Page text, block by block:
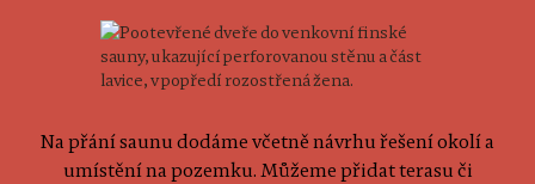
Na přání saunu dodáme včetně návrhu řešení okolí a
umístění na pozemku. Můžeme přidat terasu či